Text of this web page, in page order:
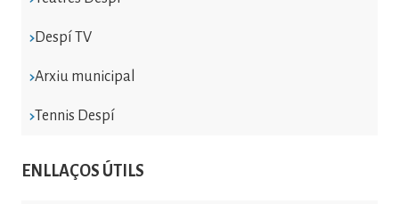
Despí TV
Arxiu municipal
Tennis Despí
ENLLAÇOS ÚTILS